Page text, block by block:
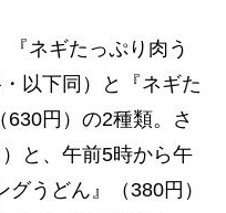
ネギたっぷり肉う
以下同）と『ネギた
円）の2種類。さ
と、午前5時から午
うどん』（380円）